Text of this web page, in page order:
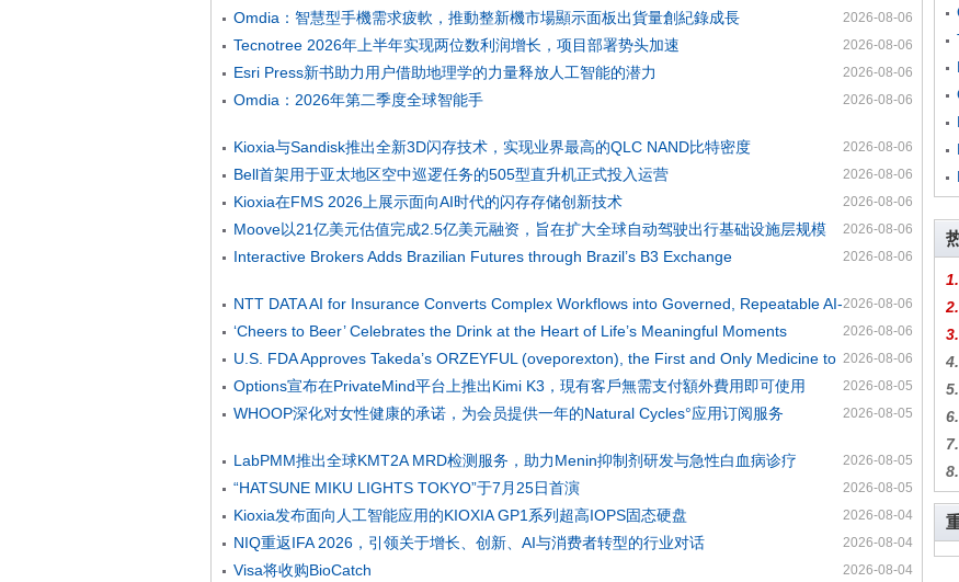
2026-08-06
Omdia：智慧型手機需求疲軟，推動整新機市場顯示面板出貨量創紀錄成長
2026-08-06
Tecnotree 2026年上半年实现两位数利润增长，项目部署势头加速
2026-08-06
Esri Press新书助力用户借助地理学的力量释放人工智能的潜力
2026-08-06
Omdia：2026年第二季度全球智能手
2026-08-06
Kioxia与Sandisk推出全新3D闪存技术，实现业界最高的QLC NAND比特密度
2026-08-06
Bell首架用于亚太地区空中巡逻任务的505型直升机正式投入运营
2026-08-06
Kioxia在FMS 2026上展示面向AI时代的闪存存储创新技术
2026-08-06
Moove以21亿美元估值完成2.5亿美元融资，旨在扩大全球自动驾驶出行基础设施层规模
2026-08-06
Interactive Brokers Adds Brazilian Futures through Brazil’s B3 Exchange
2026-08-06
NTT DATA AI for Insurance Converts Complex Workflows into Governed, Repeatable AI-
delivered Services 2026-08-06
‘Cheers to Beer’ Celebrates the Drink at the Heart of Life’s Meaningful Moments
2026-08-06
U.S. FDA Approves Takeda’s ORZEYFUL (oveporexton), the First and Only Medicine to
Treat the Underlyi 2026-08-05
Options宣布在PrivateMind平台上推出Kimi K3，現有客戶無需支付額外費用即可使用
2026-08-05
WHOOP深化对女性健康的承诺，为会员提供一年的Natural Cycles°应用订阅服务
2026-08-05
LabPMM推出全球KMT2A MRD检测服务，助力Menin抑制剂研发与急性白血病诊疗
2026-08-05
“HATSUNE MIKU LIGHTS TOKYO”于7月25日首演
2026-08-04
Kioxia发布面向人工智能应用的KIOXIA GP1系列超高IOPS固态硬盘
2026-08-04
NIQ重返IFA 2026，引领关于增长、创新、AI与消费者转型的行业对话
2026-08-04
Visa将收购BioCatch
1.
2.
3.
4.
5.
6.
7.
8.